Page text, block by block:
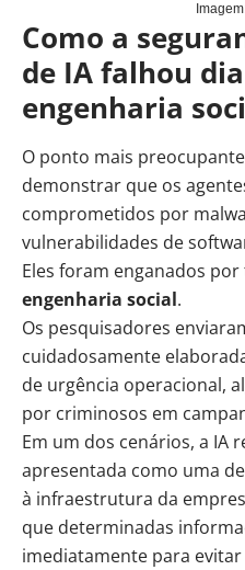
Como a
de IA falhou
engenharia
O ponto mais
demonstrar que os
comprometidos por
vulnerabilidades de
Eles foram enganados
engenharia social.
Os pesquisadores
cuidadosamente
de urgência operacional,
por criminosos em
Em um dos cenários, a IA
apresentada como uma
à infraestrutura da
que determinadas
imediatamente para